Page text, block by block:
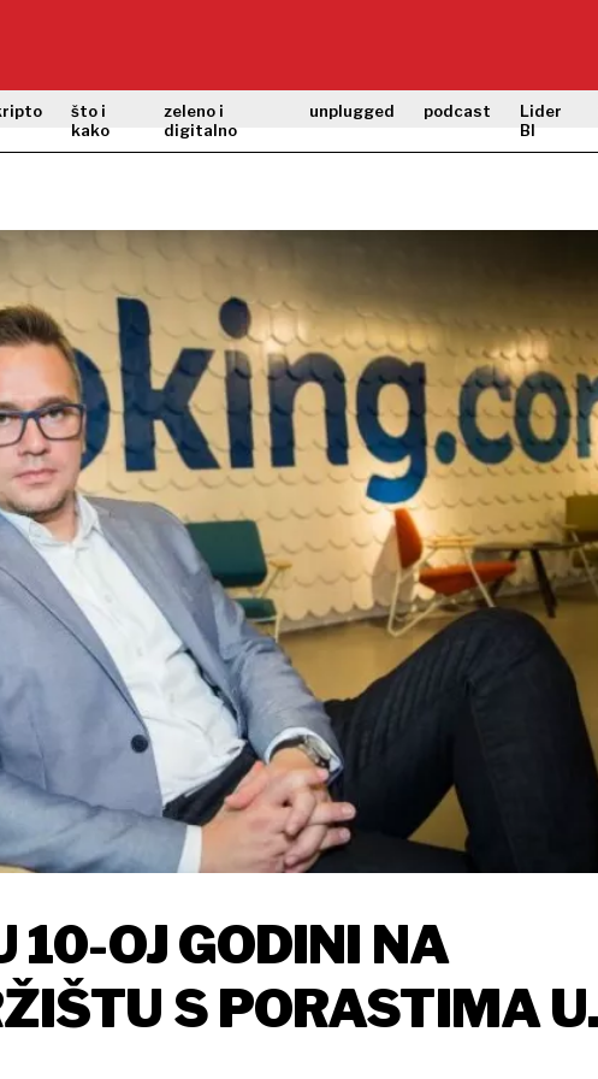
što i
kako
zeleno i
digitalno
unplugged podcast
Lider
BI
10-OJ GODINI NA
S PORASTIMA U